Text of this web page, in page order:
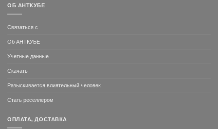
ОБ АНТКУБЕ
Связаться с
Об АНТКУБЕ
Учетные данные
Скачать
Разыскивается влиятельный человек
Стать реселлером
ОПЛАТА, ДОСТАВКА